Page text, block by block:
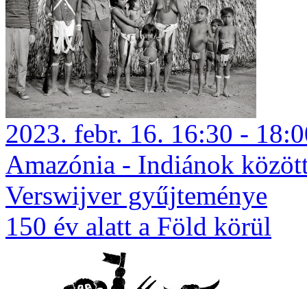
2023. febr. 16. 16:30 -
Amazónia - Indiánok
Verswijver gyűjteménye
150 év alatt a Föld körül